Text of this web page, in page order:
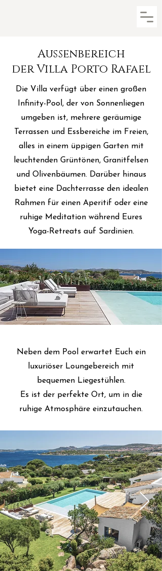
Außenbereich
der Villa Porto Rafael
Die Villa verfügt über einen großen
Infinity-Pool, der von Sonnenliegen
umgeben ist, mehrere geräumige
Terrassen und Essbereiche im Freien,
alles in einem üppigen Garten mit
leuchtenden Grüntönen, Granitfelsen
und Olivenbäumen. Darüber hinaus
bietet eine Dachterrasse den idealen
Rahmen für einen Aperitif oder eine
ruhige Meditation während Eures
Yoga-Retreats auf Sardinien.
Neben dem Pool erwartet Euch ein
luxuriöser Loungebereich mit
bequemen Liegestühlen.
Es ist der perfekte Ort, um in die
ruhige Atmosphäre einzutauchen.